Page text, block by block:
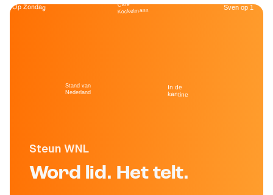
Steun WNL
Word lid. Het telt.
Op Zondag
Stand van
Nederland
Café
Kockelmann
In de
kantine
Sven op 1